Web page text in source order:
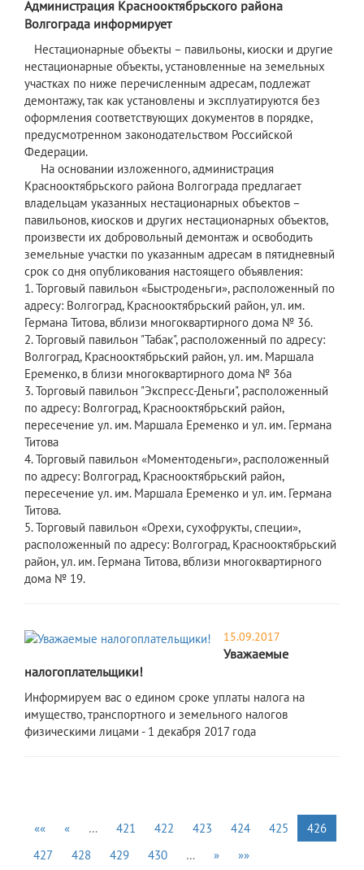
Администрация Краснооктябрьского района
Волгограда информирует
Нестационарные объекты – павильоны, киоски и другие
нестационарные объекты, установленные на земельных
участках по ниже перечисленным адресам, подлежат
демонтажу, так как установлены и эксплуатируются без
оформления соответствующих документов в порядке,
предусмотренном законодательством Российской
Федерации.
На основании изложенного, администрация
Краснооктябрьского района Волгограда предлагает
владельцам указанных нестационарных объектов –
павильонов, киосков и других нестационарных объектов,
произвести их добровольный демонтаж и освободить
земельные участки по указанным адресам в пятидневный
срок со дня опубликования настоящего объявления:
1. Торговый павильон «Быстроденьги», расположенный по
адресу: Волгоград, Краснооктябрьский район, ул. им.
Германа Титова, вблизи многоквартирного дома № 36.
2. Торговый павильон "Табак", расположенный по адресу:
Волгоград, Краснооктябрьский район, ул. им. Маршала
Еременко, в близи многоквартирного дома № 36а
3. Торговый павильон "Экспресс-Деньги", расположенный
по адресу: Волгоград, Краснооктябрьский район,
пересечение ул. им. Маршала Еременко и ул. им. Германа
Титова
4. Торговый павильон «Моментоденьги», расположенный
по адресу: Волгоград, Краснооктябрьский район,
пересечение ул. им. Маршала Еременко и ул. им. Германа
Титова.
5. Торговый павильон «Орехи, сухофрукты, специи»,
расположенный по адресу: Волгоград, Краснооктябрьский
район, ул. им. Германа Титова, вблизи многоквартирного
дома № 19.
15.09.2017
Уважаемые
налогоплательщики!
Информируем вас о едином сроке уплаты налога на
имущество, транспортного и земельного налогов
физическими лицами - 1 декабря 2017 года
«« « … 421 422 423 424 425
426
427
428 429 430 … » »»